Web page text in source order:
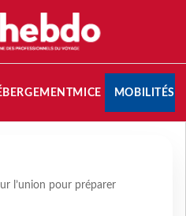
MICE MOBILITÉS
l’union pour préparer